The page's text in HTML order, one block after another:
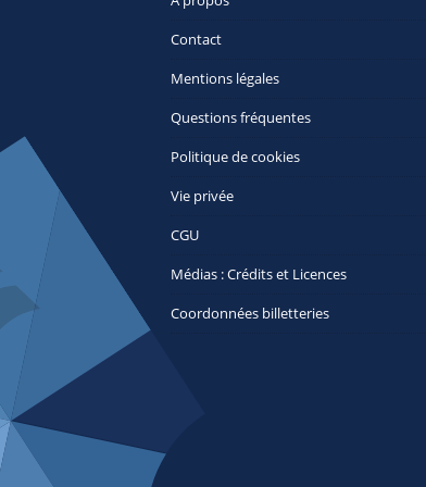
Contact
Mentions légales
Questions fréquentes
Politique de cookies
Vie privée
CGU
Médias : Crédits et Licences
Coordonnées billetteries